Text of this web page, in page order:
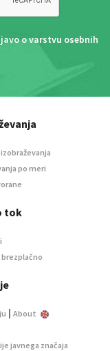
o varstvu osebnih
po meri
tok
| About
javnega značaja